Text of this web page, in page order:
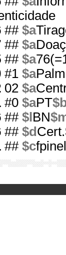
## $a
## $a
## $a
#1 $a
02 $a
#0 $aPT
## $l BN
## $d Cert.
## $c